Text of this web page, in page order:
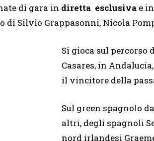
di gara in diretta esclusiva e in
di Silvio Grappasonni, Nicola
Si gioca sul percorso
Casares, in
il vincitore della
Sul green spagnolo
altri, degli spagnoli
nord irlandesi